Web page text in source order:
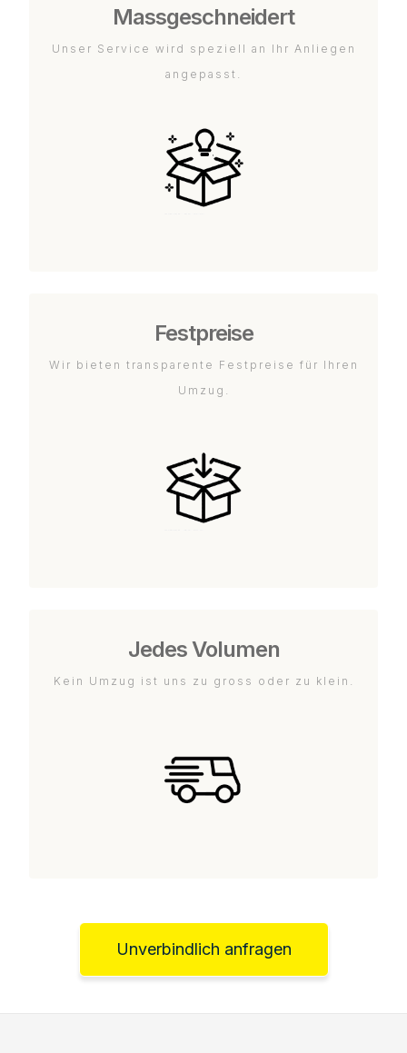
Massgeschneidert
Unser Service wird speziell an Ihr Anliegen
angepasst.
Festpreise
Wir bieten transparente Festpreise für Ihren
Umzug.
Jedes Volumen
Kein Umzug ist uns zu gross oder zu klein.
Unverbindlich anfragen